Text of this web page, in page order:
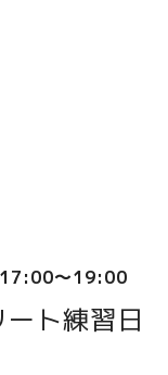
～19:00
ト練習日